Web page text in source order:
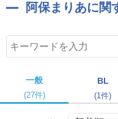
阿保まりあに関
一般
(27件)
BL
(1件)